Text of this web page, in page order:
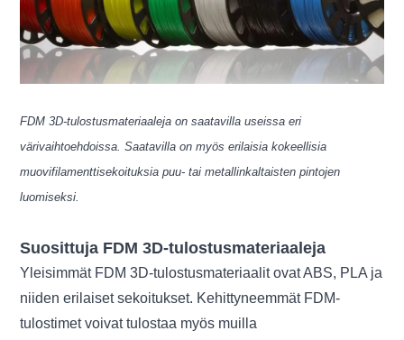
FDM 3D-tulostusmateriaaleja on saatavilla useissa eri
värivaihtoehdoissa. Saatavilla on myös erilaisia ​​kokeellisia
muovifilamenttisekoituksia puu- tai metallinkaltaisten pintojen
luomiseksi.
Suosittuja FDM 3D-tulostusmateriaaleja
Yleisimmät FDM 3D-tulostusmateriaalit ovat ABS, PLA ja
niiden erilaiset sekoitukset. Kehittyneemmät FDM-
tulostimet voivat tulostaa myös muilla